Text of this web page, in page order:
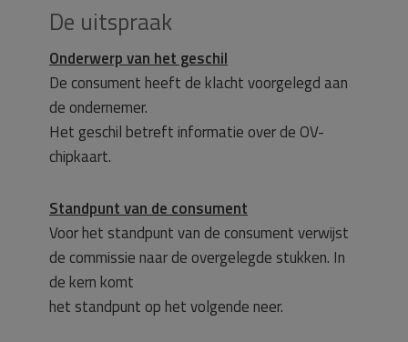
De uitspraak
Onderwerp van het geschil
De consument heeft de klacht voorgelegd aan
de ondernemer.
Het geschil betreft informatie over de OV-
chipkaart.
Standpunt van de consument
Voor het standpunt van de consument verwijst
de commissie naar de overgelegde stukken. In
de kern komt
het standpunt op het volgende neer.